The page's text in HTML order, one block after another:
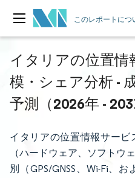
このレポートにつ
イタリアの位置情
模・シェア分析 -
予測（2026年 -
イタリアの位置情報サー
（ハードウェア、ソフトウ
別（GPS/GNSS、Wi-Fi、